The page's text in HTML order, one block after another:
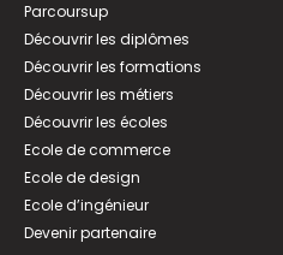
Parcoursup
Découvrir les diplômes
Découvrir les formations
Découvrir les métiers
Découvrir les écoles
Ecole de commerce
Ecole de design
Ecole d’ingénieur
Devenir partenaire